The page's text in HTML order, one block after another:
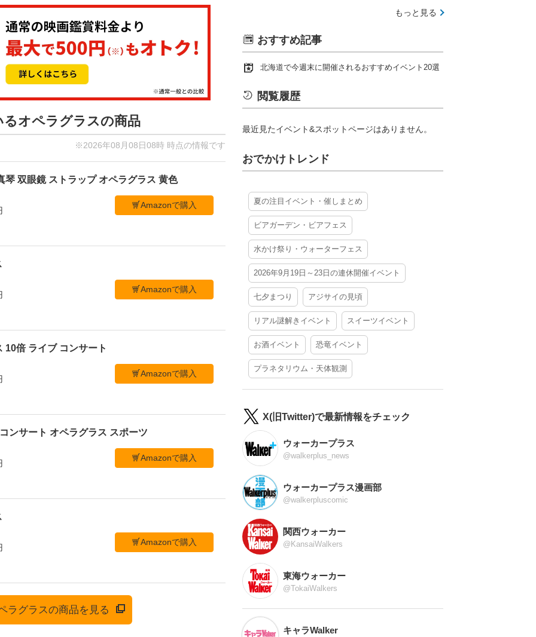
オペラグラスの商品
※2026年08月08日08時 時点の情報です
琴 双眼鏡 ストラップ オペラグラス 黄色
Amazonで購入
Amazonで購入
10倍 ライブ コンサート
Amazonで購入
ンサート オペラグラス スポーツ
Amazonで購入
Amazonで購入
ラグラスの商品を見る
もっと見る
おすすめ記事
北海道で今週末に開催されるおすすめイベント20選
閲覧履歴
最近見たイベント&スポットページはありません。
おでかけトレンド
夏の注目イベント・催しまとめ
ビアガーデン・ビアフェス
水かけ祭り・ウォーターフェス
2026年9月19日～23日の連休開催イベント
七夕まつり アジサイの見頃
リアル謎解きイベント スイーツイベント
お酒イベント 恐竜イベント
プラネタリウム・天体観測
X(旧Twitter)で最新情報をチェック
ウォーカープラス
@walkerplus_news
ウォーカープラス漫画部
@walkerpluscomic
関西ウォーカー
@KansaiWalkers
東海ウォーカー
@TokaiWalkers
キャラWalker